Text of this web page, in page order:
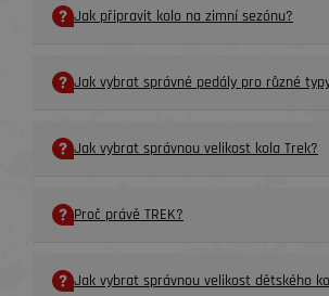
Jak připravit kolo na zimní sezónu?
Jak vybrat správné pedály pro různé
Jak vybrat správnou velikost kola Trek?
Proč právě TREK?
Jak vybrat správnou velikost dětského